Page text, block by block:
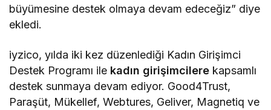
büyümesine destek olmaya devam edeceğiz” diye
ekledi.
iyzico, yılda iki kez düzenlediği Kadın Girişimci
Destek Programı ile kadın girişimcilere kapsamlı
destek sunmaya devam ediyor. Good4Trust,
Paraşüt, Mükellef, Webtures, Geliver, Magnetiq ve